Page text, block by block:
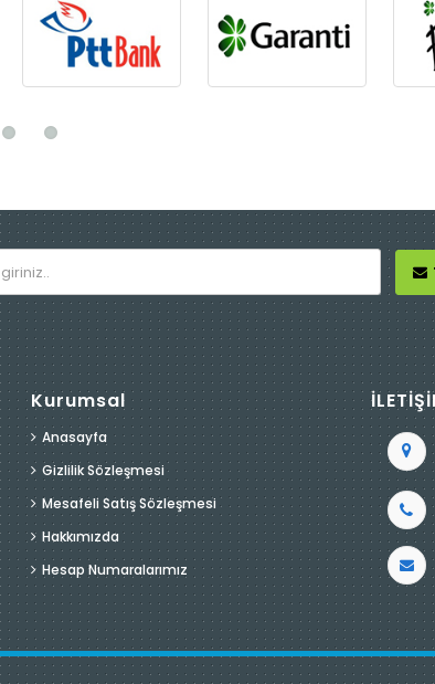
Kurumsal
Anasayfa
Gizlilik Sözleşmesi
Mesafeli Satış Sözleşmesi
Hakkımızda
Hesap Numaralarımız